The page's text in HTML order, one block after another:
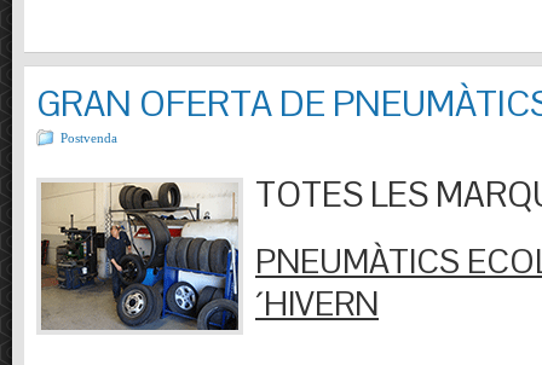
GRAN OFERTA DE
Postvenda
TOTES LES
PNEUMÀTICS
´HIVERN